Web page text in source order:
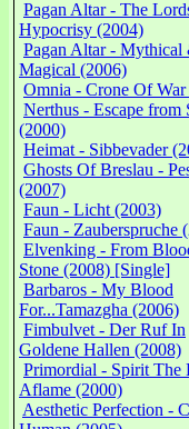
Pagan Altar - The
Hypocrisy (2004)
Pagan Altar - Mythical
Magical (2006)
Omnia - Crone Of
Nerthus - Escape from
(2000)
Heimat - Sibbevader
Ghosts Of Breslau -
(2007)
Faun - Licht (2003)
Faun - Zauberspruche
Elvenking - From
Stone (2008) [Single]
Barbaros - My Blood
For...Tamazgha (2006)
Fimbulvet - Der Ruf In
Goldene Hallen (2008)
Primordial - Spirit The
Aflame (2000)
Aesthetic Perfection -